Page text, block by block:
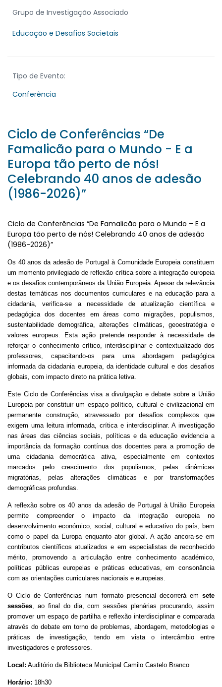
Grupo de Investigação Associado
Educação e Desafios Societais
Tipo de Evento:
Conferência
Ciclo de Conferências “De
Famalicão para o Mundo - E a
Europa tão perto de nós!
Celebrando 40 anos de adesão
(1986-2026)”
Ciclo de Conferências “De Famalicão para o Mundo – E a
Europa tão perto de nós! Celebrando 40 anos de adesão
(1986-2026)”
Os 40 anos da adesão de Portugal à Comunidade Europeia constituem
um momento privilegiado de reflexão crítica sobre a integração europeia
e os desafios contemporâneos da União Europeia. Apesar da relevância
destas temáticas nos documentos curriculares e na educação para a
cidadania, verifica-se a necessidade de atualização científica e
pedagógica dos docentes em áreas como migrações, populismos,
sustentabilidade demográfica, alterações climáticas, geoestratégia e
valores europeus. Esta ação pretende responder à necessidade de
reforçar o conhecimento crítico, interdisciplinar e contextualizado dos
professores, capacitando-os para uma abordagem pedagógica
informada da cidadania europeia, da identidade cultural e dos desafios
globais, com impacto direto na prática letiva.
Este Ciclo de Conferências visa a divulgação e debate sobre a União
Europeia por constituir um espaço político, cultural e civilizacional em
permanente construção, atravessado por desafios complexos que
exigem uma leitura informada, crítica e interdisciplinar. A investigação
nas áreas das ciências sociais, políticas e da educação evidencia a
importância da formação contínua dos docentes para a promoção de
uma cidadania democrática ativa, especialmente em contextos
marcados pelo crescimento dos populismos, pelas dinâmicas
migratórias, pelas alterações climáticas e por transformações
demográficas profundas.
A reflexão sobre os 40 anos da adesão de Portugal à União Europeia
permite compreender o impacto da integração europeia no
desenvolvimento económico, social, cultural e educativo do país, bem
como o papel da Europa enquanto ator global. A ação ancora-se em
contributos científicos atualizados e em especialistas de reconhecido
mérito, promovendo a articulação entre conhecimento académico,
políticas públicas europeias e práticas educativas, em consonância
com as orientações curriculares nacionais e europeias.
O Ciclo de Conferências num formato presencial decorrerá em sete
sessões, ao final do dia, com sessões plenárias procurando, assim
promover um espaço de partilha e reflexão interdisciplinar e comparada
através do debate em torno de problemas, abordagem, metodologias e
práticas de investigação, tendo em vista o intercâmbio entre
investigadores e professores.
Local: Auditório da Biblioteca Municipal Camilo Castelo Branco
Horário: 18h30